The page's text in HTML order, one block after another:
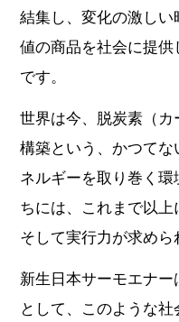
結集し、変化の激し
値の商品を社会に提
です。
世界は今、脱炭素（
構築という、かつて
ネルギーを取り巻く
ちには、これまで以上
そして実行力が求めら
新生日本サーモエナ
として、このような